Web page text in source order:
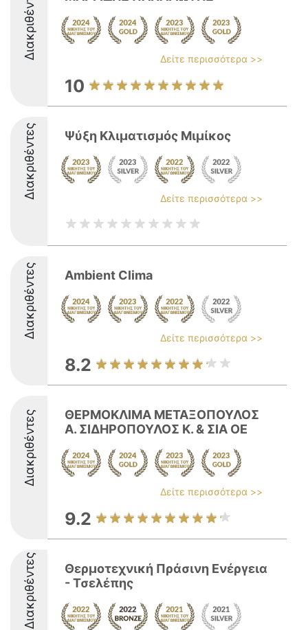
Διακριθέντες Δείτε περισσότερα >>
10
Διακριθέντες Ψύξη Κλιματισμός Μιμίκος
Δείτε περισσότερα >>
Διακριθέντες Ambient Clima
Δείτε περισσότερα >>
8.2
Διακριθέντες
ΘΕΡΜΟΚΛΙΜΑ ΜΕΤΑΞΟΠΟΥΛΟΣ
Α. ΣΙΔΗΡΟΠΟΥΛΟΣ Κ. & ΣΙΑ ΟΕ
Δείτε περισσότερα >>
9.2
Διακριθέντες
Θερμοτεχνική Πράσινη Ενέργεια
- Τσελέπης